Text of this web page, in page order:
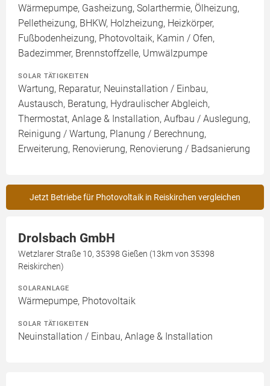
Wärmepumpe, Gasheizung, Solarthermie, Ölheizung,
Pelletheizung, BHKW, Holzheizung, Heizkörper,
Fußbodenheizung, Photovoltaik, Kamin / Ofen,
Badezimmer, Brennstoffzelle, Umwälzpumpe
SOLAR TÄTIGKEITEN
Wartung, Reparatur, Neuinstallation / Einbau,
Austausch, Beratung, Hydraulischer Abgleich,
Thermostat, Anlage & Installation, Aufbau / Auslegung,
Reinigung / Wartung, Planung / Berechnung,
Erweiterung, Renovierung, Renovierung / Badsanierung
Jetzt Betriebe für Photovoltaik in Reiskirchen vergleichen
Drolsbach GmbH
Wetzlarer Straße 10, 35398 Gießen (13km von 35398
Reiskirchen)
SOLARANLAGE
Wärmepumpe, Photovoltaik
SOLAR TÄTIGKEITEN
Neuinstallation / Einbau, Anlage & Installation